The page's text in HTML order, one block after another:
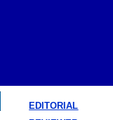
EDITORIAL